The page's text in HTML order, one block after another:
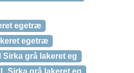
egetræ
egetræ
Sirka grå lakeret eg
Sirka grå lakeret eg